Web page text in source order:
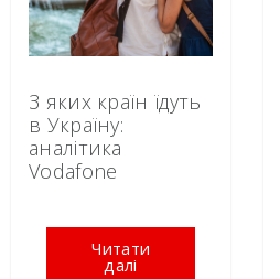
З яких країн їдуть
в Україну:
аналітика
Vodafone
Читати
далі